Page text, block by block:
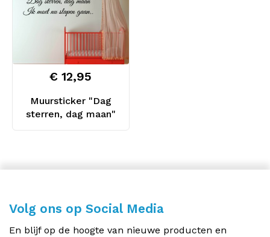
Muursticker "Dag
sterren, dag maan"
€ 12,95
Volg ons op Social Media
En blijf op de hoogte van nieuwe producten en